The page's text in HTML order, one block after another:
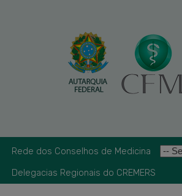
Rede dos Conselhos de Medicina
Delegacias Regionais do CREMERS